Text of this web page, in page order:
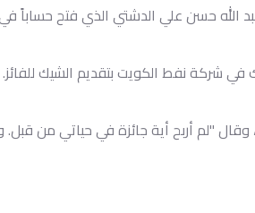
الله حسن علي الدشتي الذي فتح حساباً
شركة نفط الكويت بتقديم الشيك
"لم أربح أية جائزة في حياتي من قبل.